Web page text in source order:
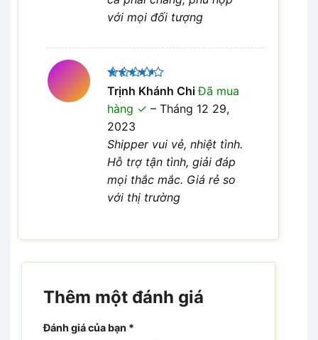
với mọi đối tượng
Được
xếp hạng
45 sao
Trịnh Khánh ChiĐã mua
hàng
– Tháng 12 29,
2023
Shipper vui vẻ, nhiệt tình.
Hỗ trợ tận tình, giải đáp
mọi thắc mắc. Giá rẻ so
với thị trường
Thêm một đánh giá
Đánh giá của bạn *